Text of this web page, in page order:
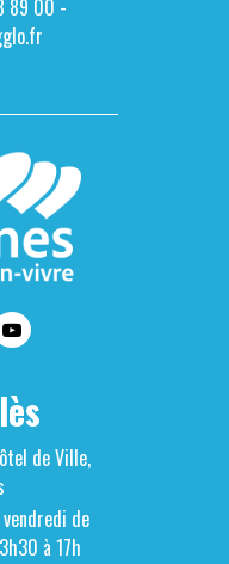
89 00 -
de Ville,
de
à 17h